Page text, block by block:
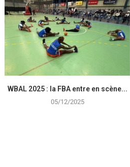
WBAL 2025 : la FBA entre en scène...
05/12/2025